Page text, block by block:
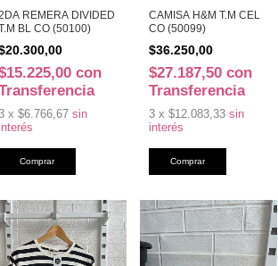
REMERA DIVIDED
BL CO (50100)
con
x $6.766,67 sin
interés
CAMISA H&M T.M CEL
CO (50099)
$36.250,00
$27.187,50 con
Transferencia
3 x $12.083,33 sin
interés